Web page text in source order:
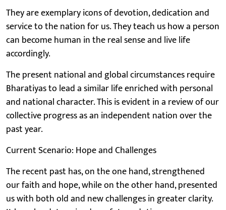
They are exemplary icons of devotion, dedication and
service to the nation for us. They teach us how a person
can become human in the real sense and live life
accordingly.
The present national and global circumstances require
Bharatiyas to lead a similar life enriched with personal
and national character. This is evident in a review of our
collective progress as an independent nation over the
past year.
Current Scenario: Hope and Challenges
The recent past has, on the one hand, strengthened
our faith and hope, while on the other hand, presented
us with both old and new challenges in greater clarity.